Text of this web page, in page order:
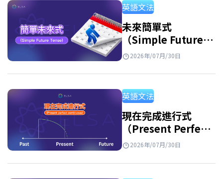
英語文法
未來簡單式
（Simple Future
Tense）：公式、用
2026年/07月/30日
英語文法
現在完成進行式
（Present Perfect
Continuous
習
2026年/07月/30日